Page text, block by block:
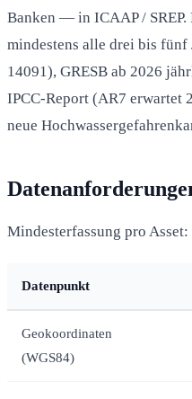
Banken — in ICAAP / SREP.
mindestens alle drei bis
14091), GRESB ab 2026
IPCC-Report (AR7 erwartet
neue
Mindesterfassung pro Asset:
Datenpunkt
Geokoordinaten
(WGS84)